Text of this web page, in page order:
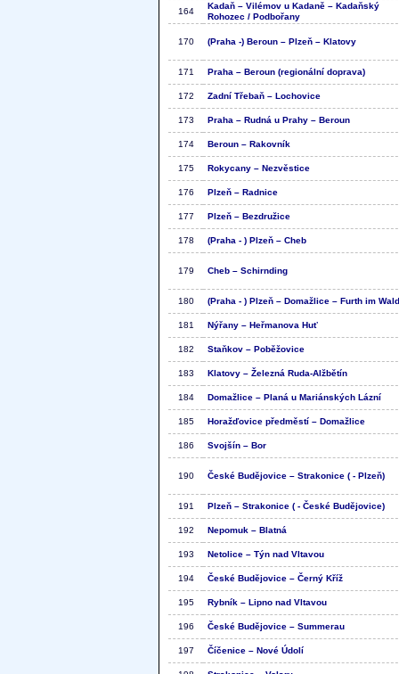
164
Kadaň – Vilémov u Kadaně – Kadaňský
Rohozec / Podbořany
170 (Praha -) Beroun – Plzeň – Klatovy
171 Praha – Beroun (regionální doprava)
172 Zadní Třebaň – Lochovice
173 Praha – Rudná u Prahy – Beroun
174 Beroun – Rakovník
175 Rokycany – Nezvěstice
176 Plzeň – Radnice
177 Plzeň – Bezdružice
178 (Praha - ) Plzeň – Cheb
179 Cheb – Schirnding
180 (Praha - ) Plzeň – Domažlice – Furth im Wald
181 Nýřany – Heřmanova Huť
182 Staňkov – Poběžovice
183 Klatovy – Železná Ruda-Alžbětín
184 Domažlice – Planá u Mariánských Lázní
185 Horažďovice předměstí – Domažlice
186 Svojšín – Bor
190 České Budějovice – Strakonice ( - Plzeň)
191 Plzeň – Strakonice ( - České Budějovice)
192 Nepomuk – Blatná
193 Netolice – Týn nad Vltavou
194 České Budějovice – Černý Kříž
195 Rybník – Lipno nad Vltavou
196 České Budějovice – Summerau
197 Číčenice – Nové Údolí